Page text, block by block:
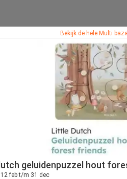
Bekijk de hele Multi
geluidenpuzzel hout
12 feb t/m 31 dec